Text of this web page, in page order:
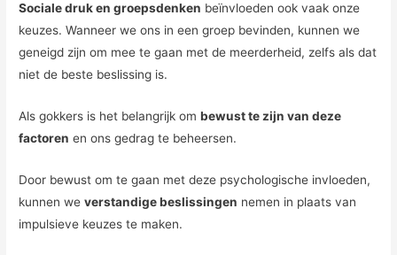
Sociale druk en groepsdenken beïnvloeden ook vaak onze
keuzes. Wanneer we ons in een groep bevinden, kunnen we
geneigd zijn om mee te gaan met de meerderheid, zelfs als dat
niet de beste beslissing is.
Als gokkers is het belangrijk ombewust te zijn van deze
factoren en ons gedrag te beheersen.
Door bewust om te gaan met deze psychologische invloeden,
kunnen weverstandige beslissingen nemen in plaats van
impulsieve keuzes te maken.